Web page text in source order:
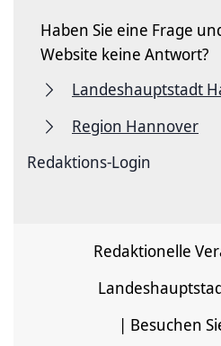
Haben Sie eine Frage
Website keine Antwort?
Landeshauptstadt
Region Hannover
Redaktions-Login
Redaktionelle
| Besuchen